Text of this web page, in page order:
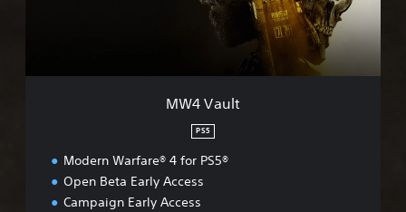
MW4 Vault
PS5
Modern Warfare® 4 for PS5®
Open Beta Early Access
Campaign Early Access